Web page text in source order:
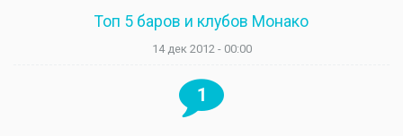
Топ 5 баров и клубов Монако
14 дек 2012 - 00:00
1